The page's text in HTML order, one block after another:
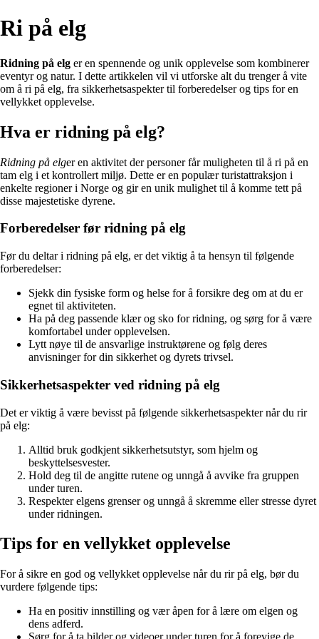
Ri på elg
Ridning på elg er en spennende og unik opplevelse som kombinerer
eventyr og natur. I dette artikkelen vil vi utforske alt du trenger å vite
om å ri på elg, fra sikkerhetsaspekter til forberedelser og tips for en
vellykket opplevelse.
Hva er ridning på elg?
Ridning på elger en aktivitet der personer får muligheten til å ri på en
tam elg i et kontrollert miljø. Dette er en populær turistattraksjon i
enkelte regioner i Norge og gir en unik mulighet til å komme tett på
disse majestetiske dyrene.
Forberedelser før ridning på elg
Før du deltar i ridning på elg, er det viktig å ta hensyn til følgende
forberedelser:
Sjekk din fysiske form og helse for å forsikre deg om at du er
egnet til aktiviteten.
Ha på deg passende klær og sko for ridning, og sørg for å være
komfortabel under opplevelsen.
Lytt nøye til de ansvarlige instruktørene og følg deres
anvisninger for din sikkerhet og dyrets trivsel.
Sikkerhetsaspekter ved ridning på elg
Det er viktig å være bevisst på følgende sikkerhetsaspekter når du rir
på elg:
Alltid bruk godkjent sikkerhetsutstyr, som hjelm og
beskyttelsesvester.
Hold deg til de angitte rutene og unngå å avvike fra gruppen
under turen.
Respekter elgens grenser og unngå å skremme eller stresse dyret
under ridningen.
Tips for en vellykket opplevelse
For å sikre en god og vellykket opplevelse når du rir på elg, bør du
vurdere følgende tips:
Ha en positiv innstilling og vær åpen for å lære om elgen og
dens adferd.